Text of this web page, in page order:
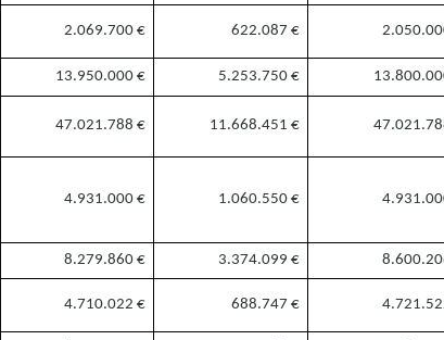
2.069.700€ 622.087€
13.950.000€ 5.253.750€
47.021.788€ 11.668.451€
4.931.000€ 1.060.550€
8.279.860 € 3.374.099€
4.710.022 € 688.747€